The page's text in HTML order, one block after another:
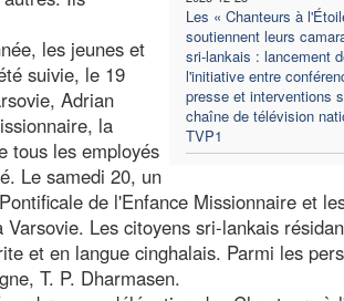
Les « Chanteurs à
soutiennent leurs
sri-lankais : lancement
l'initiative entre
presse et interventions
chaîne de télévision
TVP1
les jeunes et
suivie, le 19
Adrian
la
tous les employés
Le samedi 20, un
de l'Enfance Missionnaire et
Les citoyens sri-lankais
et en langue cinghalais. Parmi les
T. P. Dharmasen.